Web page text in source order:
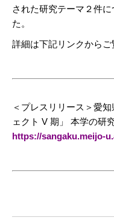
された研究テーマ２件
た。
詳細は下記リンクからご
＜プレスリリース＞愛
ェクト V 期」 本学の研
https://sangaku.meijo-